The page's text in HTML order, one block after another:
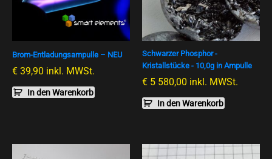
Brom-Entladungsampulle – NEU
€ 39,90 inkl. MWSt.
In den Warenkorb
Schwarzer Phosphor -
Kristallstücke - 10,0g in Ampulle
€ 5 580,00 inkl. MWSt.
In den Warenkorb